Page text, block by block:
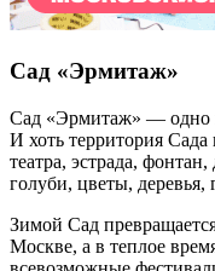
Сад «Эрмитаж»
Сад «Эрмитаж» — одно
И хоть территория
театра, эстрада,
голуби, цветы, деревья,
Зимой Сад
Москве, а в теплое